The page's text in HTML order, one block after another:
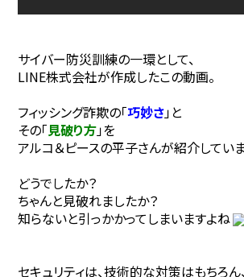
サイバー防災訓練の一環として、
LINE株式会社が作成したこの動画。
フィッシング詐欺の「巧妙さ」と
その「見破り方」を
アルコ＆ピースの平子さんが紹介していま
どうでしたか？
ちゃんと見破れましたか？
知らないと引っかかってしまいますよね
セキュリティは、技術的な対策はもちろん、